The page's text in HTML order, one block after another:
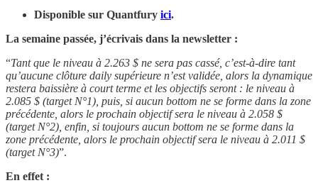
Disponible sur Quantfury ici.
La semaine passée, j’écrivais dans la newsletter :
“Tant que le niveau à 2.263 $ ne sera pas cassé, c’est-à-dire tant
qu’aucune clôture daily supérieure n’est validée, alors la dynamique
restera baissière à court terme et les objectifs seront : le niveau à
2.085 $ (target N°1), puis, si aucun bottom ne se forme dans la zone
précédente, alors le prochain objectif sera le niveau à 2.058 $
(target N°2), enfin, si toujours aucun bottom ne se forme dans la
zone précédente, alors le prochain objectif sera le niveau à 2.011 $
(target N°3)”.
En effet :